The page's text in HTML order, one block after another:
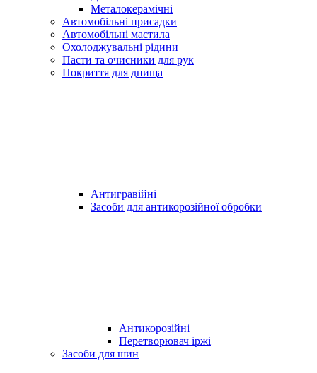
Металокерамічні
Автомобільні присадки
Автомобільні мастила
Охолоджувальні рідини
Пасти та очисники для рук
Покриття для днища
Антигравійні
Засоби для антикорозійної обробки
Антикорозійні
Перетворювач іржі
Засоби для шин